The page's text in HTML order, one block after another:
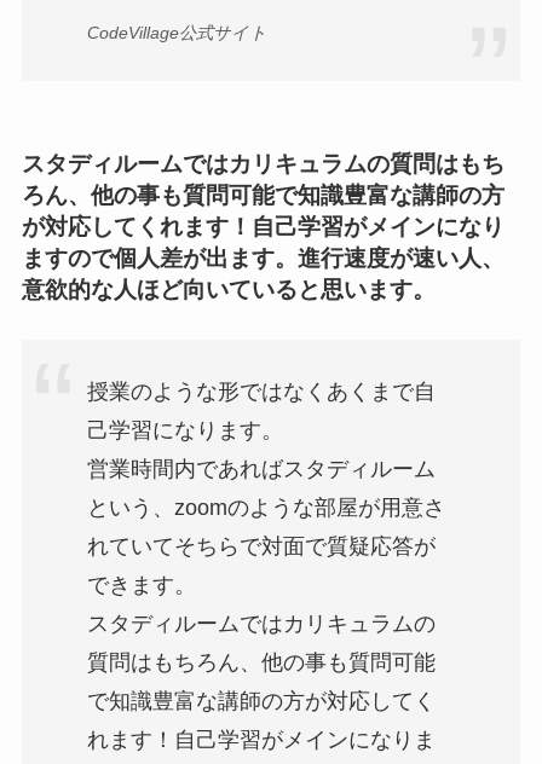
CodeVillage公式サイト
スタディルームではカリキュラムの質問はもち
ろん、他の事も質問可能で知識豊富な講師の方
が対応してくれます！自己学習がメインになり
ますので個人差が出ます。進行速度が速い人、
意欲的な人ほど向いていると思います。
授業のような形ではなくあくまで自
己学習になります。
営業時間内であればスタディルーム
という、zoomのような部屋が用意さ
れていてそちらで対面で質疑応答が
できます。
スタディルームではカリキュラムの
質問はもちろん、他の事も質問可能
で知識豊富な講師の方が対応してく
れます！自己学習がメインになりま